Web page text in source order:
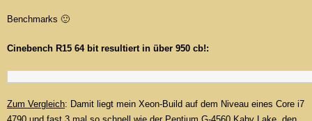
Benchmarks 🙂
Cinebench R15 64 bit resultiert in über 950 cb!:
Zum Vergleich: Damit liegt mein Xeon-Build auf dem Niveau eines Core i7